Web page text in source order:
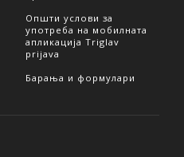
Општи услови за
употреба на мобилната
апликација Triglav
prijava
Барања и формулари